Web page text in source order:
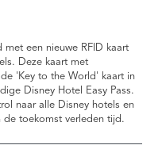
een nieuwe RFID kaart
Deze kaart met
'Key to the World' kaart in
Disney Hotel Easy Pass.
naar alle Disney hotels en
de toekomst verleden tijd.